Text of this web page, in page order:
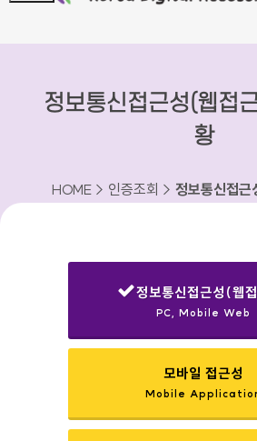
정보통신접근성(웹접
황
HOME > 인증조회 > 정보통신접
정보통신접근성(웹
PC, Mobile Web
모바일 접근성
Mobile